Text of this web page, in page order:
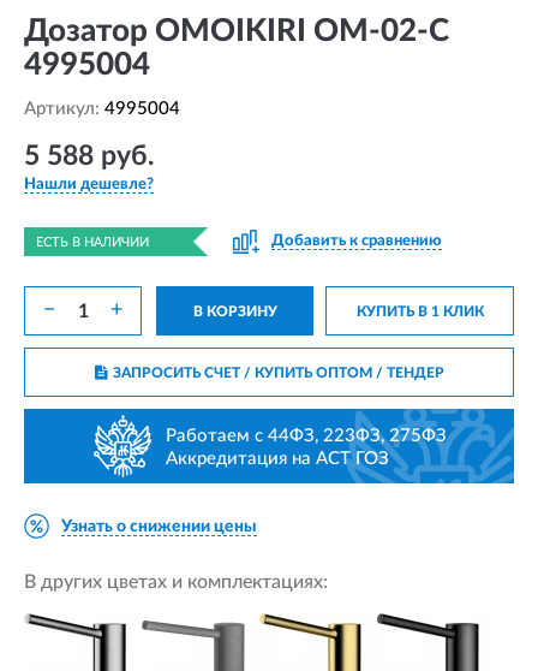
Дозатор OMOIKIRI OM-02-C
4995004
Артикул: 4995004
5 588 руб.
Нашли дешевле?
ЕСТЬ В НАЛИЧИИ Добавить к сравнению
− + В КОРЗИНУ КУПИТЬ В 1 КЛИК
ЗАПРОСИТЬ СЧЕТ / КУПИТЬ ОПТОМ/ ТЕНДЕР
Работаем с 44ФЗ, 223ФЗ, 275ФЗ
Аккредитация на АСТ ГОЗ
Узнать о снижении цены
В других цветах и комплектациях: